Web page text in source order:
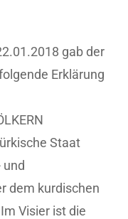
gab der
Erklärung
Staat
dem kurdischen
Visier ist die